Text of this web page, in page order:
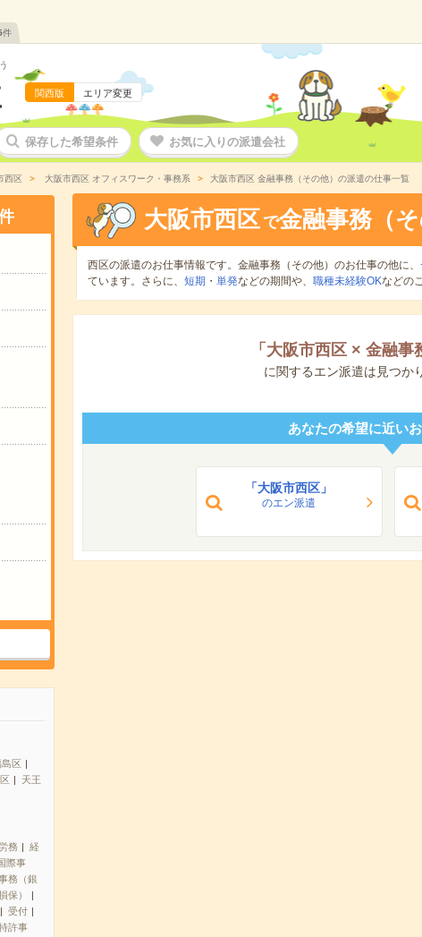
件
関西版 エリア変更
保存した希望条件 お気に入りの派遣会社
西区 大阪市西区 オフィスワーク・事務系 大阪市西区 金融事務（その他）の派遣の仕事一覧
島区
天王
務
経
際事
務（銀
保）
受付
許事
大阪市西区 で金融事務（そ
西区の派遣のお仕事情報です。金融事務（その他）のお仕事の他に、
ています。さらに、 短期 ・ 単発などの期間や、 職種未経験OKなどの
「 大阪市西区 × 金融事
に関するエン派遣は見つか
あなたの希望に近い
「大阪市西区」
のエン派遣